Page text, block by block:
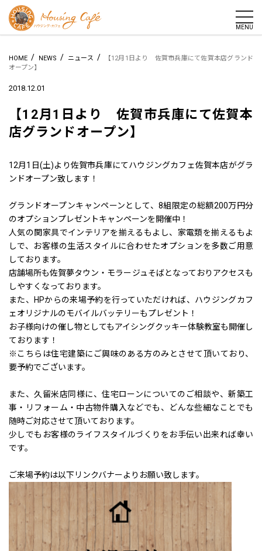
MENU
HOME / NEWS / ニュース /
【12月1日より 佐賀市兵庫にて佐賀本店グランド
オープン】
2018.12.01
【12月1日より 佐賀市兵庫にて佐賀本
店グランドオープン】
12月1日(土)より佐賀市兵庫にてハウジングカフェ佐賀本店がグラ
ンドオープン致します！
グランドオープンキャンペーンとして、8組限定の総額200万円分
のオプションプレゼントキャンペーンを開催中！
人気の関家具でインテリアを揃えるもよし、家電類を揃えるもよ
しで、お客様の生活スタイルに合わせたオプションを多数ご用意
しております。
店舗場所も佐賀夢タウン・モラージュそばとなっておりアクセスも
しやすくなっております。
また、HPからの来場予約を行っていただければ、ハウジングカフ
ェオリジナルのモバイルバッテリーもプレゼント！
お子様向けの催し物としてもアイシングクッキー体験教室も開催し
ております！
※こちらは住宅建築にご興味のある方のみとさせて頂いており、
要予約でございます。
また、久留米店同様に、住宅ローンについてのご相談や、新築工
事・リフォーム・中古物件購入などでも、どんな些細なことでも
随時ご対応させて頂いております。
少しでもお客様のライフスタイルづくりをお手伝い出来れば幸い
です。
ご来場予約は以下リンクバナーよりお願い致します。